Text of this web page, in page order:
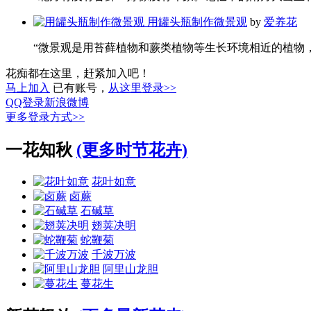
用罐头瓶制作微景观 by 爱养花
“微景观是用苔藓植物和蕨类植物等生长环境相近的植物
花痴都在这里，赶紧加入吧！
马上加入 已有账号， 从这里登录>>
QQ登录新浪微博
更多登录方式>>
一花知秋 (更多时节花卉)
花叶如意
卤蕨
石碱草
翅荚决明
蛇鞭菊
千波万波
阿里山龙胆
蔓花生